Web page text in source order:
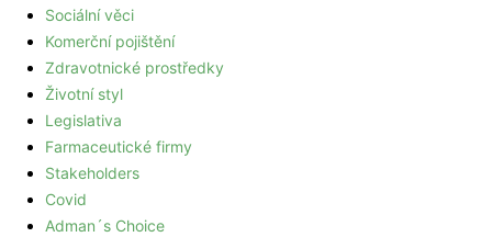
Sociální věci
Komerční pojištění
Zdravotnické prostředky
Životní styl
Legislativa
Farmaceutické firmy
Stakeholders
Covid
Adman´s Choice